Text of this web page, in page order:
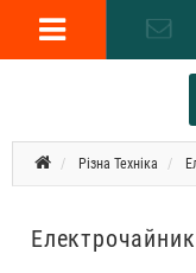
Різна Техніка